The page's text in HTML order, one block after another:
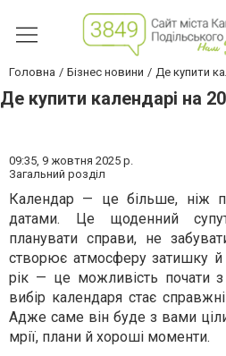
Головна Бізнес новини Де купити
Де купити календарі на
09:35, 9 жовтня 2025 р.
Загальний розділ
Календар — це більше, ніж
датами. Це щоденний
планувати справи, не
створює атмосферу затишку
рік — це можливість почати
вибір календаря стає
Адже саме він буде з вами
мрії, плани й хороші моменти.